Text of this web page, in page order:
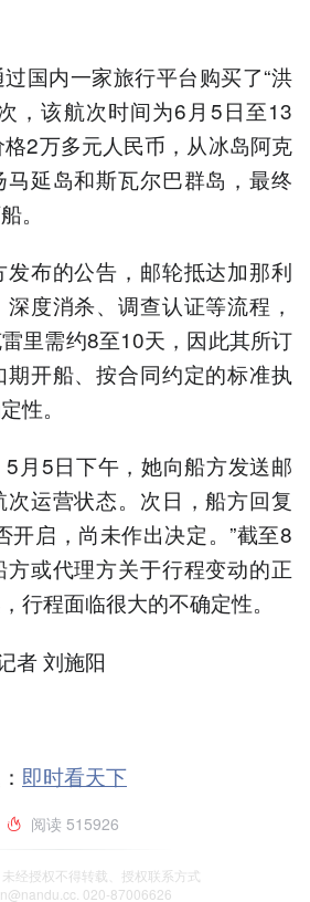
国内一家旅行平台购买了“洪
，该航次时间为6月5日至13
2万多元人民币，从冰岛阿克
延岛和斯瓦尔巴群岛，最终
。
布的公告，邮轮抵达加那利
度消杀、调查认证等流程，
里需约8至10天，因此其所订
开船、按合同约定的标准执
性。
月5日下午，她向船方发送邮
运营状态。次日，船方回复
开启，尚未作出决定。”截至8
方或代理方关于行程变动的正
行程面临很大的不确定性。
者 刘施阳
即时看天下
阅读 515926
经授权不得转载、授权联系方式
020-87006626